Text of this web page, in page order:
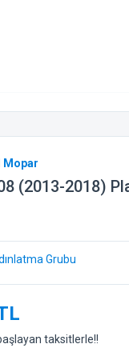
Mopar
(2013-2018)
Grubu
taksitlerle!!